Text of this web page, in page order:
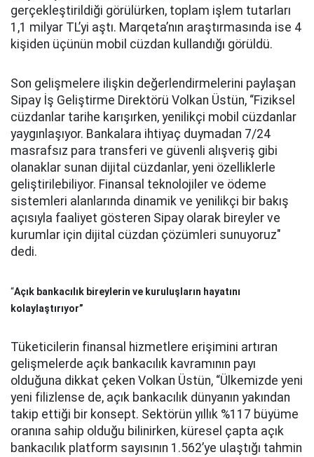
gerçekleştirildiği görülürken, toplam işlem tutarları
1,1 milyar TL’yi aştı. Marqeta’nın araştırmasında ise 4
kişiden üçünün mobil cüzdan kullandığı görüldü.
Son gelişmelere ilişkin değerlendirmelerini paylaşan
Sipay İş Geliştirme Direktörü Volkan Üstün, “Fiziksel
cüzdanlar tarihe karışırken, yenilikçi mobil cüzdanlar
yaygınlaşıyor. Bankalara ihtiyaç duymadan 7/24
masrafsız para transferi ve güvenli alışveriş gibi
olanaklar sunan dijital cüzdanlar, yeni özelliklerle
geliştirilebiliyor. Finansal teknolojiler ve ödeme
sistemleri alanlarında dinamik ve yenilikçi bir bakış
açısıyla faaliyet gösteren Sipay olarak bireyler ve
kurumlar için dijital cüzdan çözümleri sunuyoruz"
dedi.
“Açık bankacılık bireylerin ve kuruluşların hayatını
kolaylaştırıyor”
Tüketicilerin finansal hizmetlere erişimini artıran
gelişmelerde açık bankacılık kavramının payı
olduğuna dikkat çeken Volkan Üstün, “Ülkemizde yeni
yeni filizlense de, açık bankacılık dünyanın yakından
takip ettiği bir konsept. Sektörün yıllık %117 büyüme
oranına sahip olduğu bilinirken, küresel çapta açık
bankacılık platform sayısının 1.562’ye ulaştığı tahmin